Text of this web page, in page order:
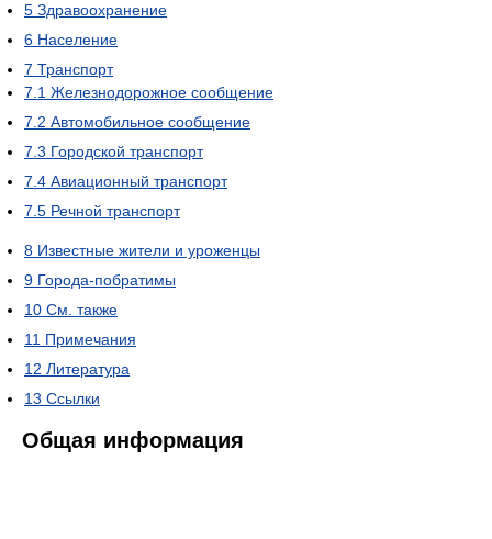
5 Здравоохранение
6 Население
7 Транспорт
7.1 Железнодорожное сообщение
7.2 Автомобильное сообщение
7.3 Городской транспорт
7.4 Авиационный транспорт
7.5 Речной транспорт
8 Известные жители и уроженцы
9 Города-побратимы
10 См. также
11 Примечания
12 Литература
13 Ссылки
Общая информация